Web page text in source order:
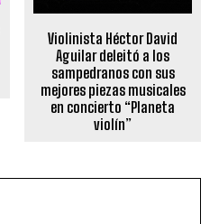
Violinista Héctor David
Aguilar deleitó a los
sampedranos con sus
mejores piezas musicales
en concierto “Planeta
violín”